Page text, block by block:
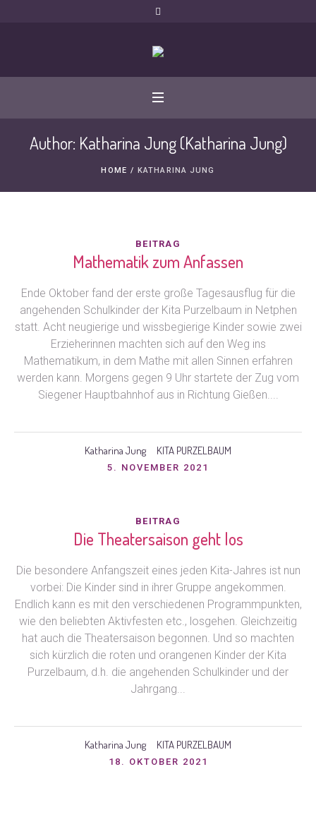
Author: Katharina Jung(Katharina Jung)
HOME / KATHARINA JUNG
BEITRAG
Mathematik zum Anfassen
Ende Oktober fand der erste große Tagesausflug für die
angehenden Schulkinder der Kita Purzelbaum in Netphen
statt. Acht neugierige und wissbegierige Kinder sowie zwei
Erzieherinnen machten sich auf den Weg ins
Mathematikum, in dem Mathe mit allen Sinnen erfahren
werden kann. Morgens gegen 9 Uhr startete der Zug vom
Siegener Hauptbahnhof aus in Richtung Gießen....
Katharina Jung KITA PURZELBAUM
5. NOVEMBER 2021
BEITRAG
Die Theatersaison geht los
Die besondere Anfangszeit eines jeden Kita-Jahres ist nun
vorbei: Die Kinder sind in ihrer Gruppe angekommen.
Endlich kann es mit den verschiedenen Programmpunkten,
wie den beliebten Aktivfesten etc., losgehen. Gleichzeitig
hat auch die Theatersaison begonnen. Und so machten
sich kürzlich die roten und orangenen Kinder der Kita
Purzelbaum, d.h. die angehenden Schulkinder und der
Jahrgang...
Katharina Jung KITA PURZELBAUM
18. OKTOBER 2021